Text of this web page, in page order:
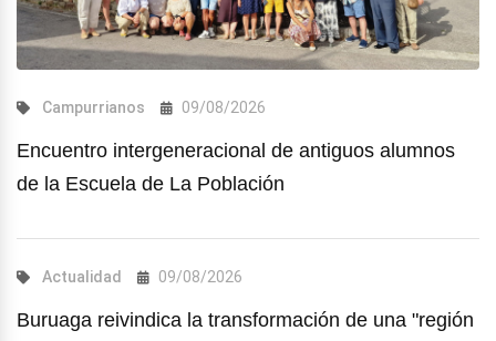
Campurrianos 09/08/2026
Encuentro intergeneracional de antiguos alumnos
de la Escuela de La Población
Actualidad 09/08/2026
Buruaga reivindica la transformación de una "región